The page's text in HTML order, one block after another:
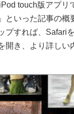
touch版アプリ
といった記事の概
プすれば、Safari
開き、より詳しい